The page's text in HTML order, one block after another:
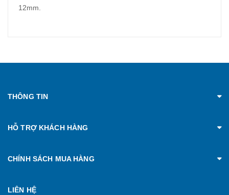
12mm.
THÔNG TIN
HỖ TRỢ KHÁCH HÀNG
CHÍNH SÁCH MUA HÀNG
LIÊN HỆ